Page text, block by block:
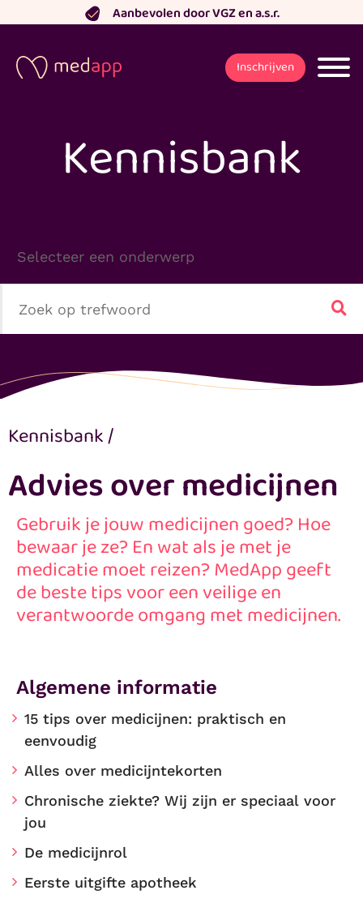
naar
inhoud
Aanbevolen door VGZ en a.s.r.
Inschrijven
Kennisbank
Kennisbank/
Advies over medicijnen
Gebruik je jouw medicijnen goed? Hoe
bewaar je ze? En wat als je met je
medicatie moet reizen? MedApp geeft
de beste tips voor een veilige en
verantwoorde omgang met medicijnen.
Algemene informatie
15 tips over medicijnen: praktisch en
eenvoudig
Alles over medicijntekorten
Chronische ziekte? Wij zijn er speciaal voor
jou
De medicijnrol
Eerste uitgifte apotheek